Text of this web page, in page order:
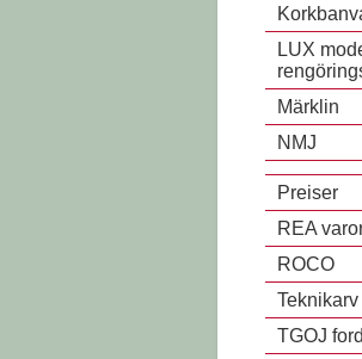
LUX
Märklin
NMJ
Preiser
REA
ROCO
TGOJ